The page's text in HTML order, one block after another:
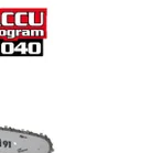
lišty
s